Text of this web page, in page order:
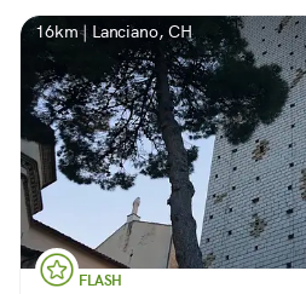
16km | Lanciano, CH
FLASH